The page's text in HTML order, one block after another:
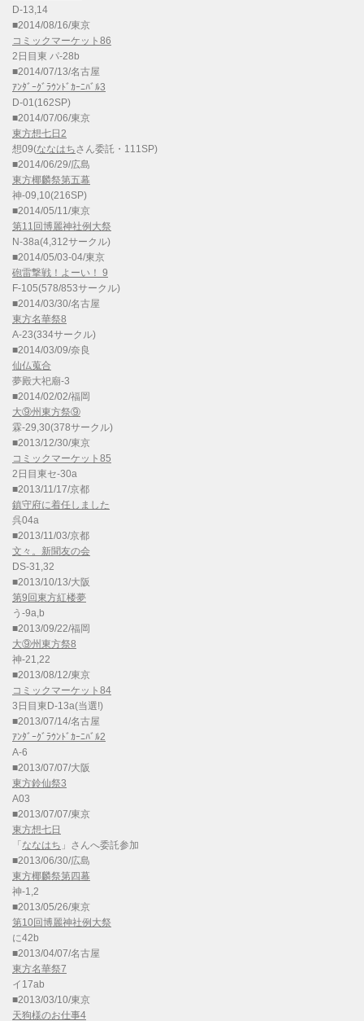
D-13,14
■2014/08/16/東京
コミックマーケット86
2日目東 パ-28b
■2014/07/13/名古屋
ｱﾝﾀﾞｰｸﾞﾗｳﾝﾄﾞｶｰﾆﾊﾞﾙ3
D-01(162SP)
■2014/07/06/東京
東方想七日2
想09(ななはちさん委託・111SP)
■2014/06/29/広島
東方椰麟祭第五幕
神-09,10(216SP)
■2014/05/11/東京
第11回博麗神社例大祭
N-38a(4,312サークル)
■2014/05/03-04/東京
砲雷撃戦！よーい！ 9
F-105(578/853サークル)
■2014/03/30/名古屋
東方名華祭8
A-23(334サークル)
■2014/03/09/奈良
仙仏蒐合
夢殿大祀廟-3
■2014/02/02/福岡
大⑨州東方祭⑨
霖-29,30(378サークル)
■2013/12/30/東京
コミックマーケット85
2日目東セ-30a
■2013/11/17/京都
鎮守府に着任しました
呉04a
■2013/11/03/京都
文々。新聞友の会
DS-31,32
■2013/10/13/大阪
第9回東方紅楼夢
う-9a,b
■2013/09/22/福岡
大⑨州東方祭8
神-21,22
■2013/08/12/東京
コミックマーケット84
3日目東D-13a(当選!)
■2013/07/14/名古屋
ｱﾝﾀﾞｰｸﾞﾗｳﾝﾄﾞｶｰﾆﾊﾞﾙ2
A-6
■2013/07/07/大阪
東方鈴仙祭3
A03
■2013/07/07/東京
東方想七日
「 ななはち 」さんへ委託参加
■2013/06/30/広島
東方椰麟祭第四幕
神-1,2
■2013/05/26/東京
第10回博麗神社例大祭
に42b
■2013/04/07/名古屋
東方名華祭7
イ17ab
■2013/03/10/東京
天狗様のお仕事4